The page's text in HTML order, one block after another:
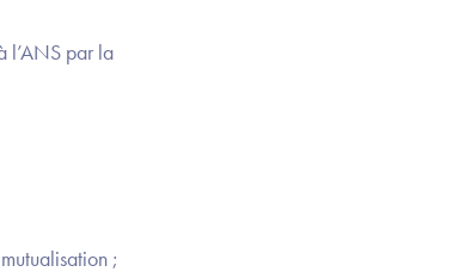
l’ANS par la
;